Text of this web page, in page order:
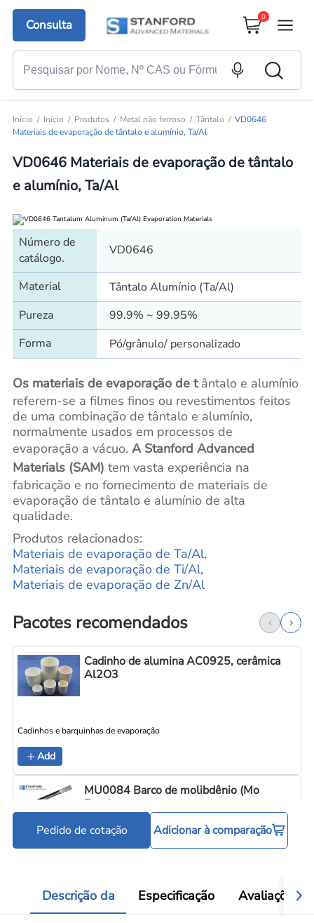
Consulta
0
Início Início Produtos Metal não ferroso Tântalo
VD0646
Materiais de evaporação de tântalo e alumínio, Ta/Al
VD0646 Materiais de evaporação de tântalo
e alumínio, Ta/Al
Número de
catálogo.
VD0646
Material
Tântalo Alumínio (Ta/Al)
Pureza
99.9% ~ 99.95%
Forma
Pó/grânulo/ personalizado
Os materiais de evaporação de tântalo e alumínio
referem-se a filmes finos ou revestimentos feitos
de uma combinação de tântalo e alumínio,
normalmente usados em processos de
evaporação a vácuo. A Stanford Advanced
Materials (SAM) tem vasta experiência na
fabricação e no fornecimento de materiais de
evaporação de tântalo e alumínio de alta
qualidade.
Produtos relacionados:
Materiais de evaporação de Ta/Al,
Materiais de evaporação de Ti/Al,
Materiais de evaporação de Zn/Al
Pacotes recomendados
Cadinho de alumina AC0925, cerâmica
Al2O3
Cadinhos e barquinhas de evaporação
Add
MU0084 Barco de molibdênio (Mo
Boat)
Pedido de cotação Adicionar à comparação
Descrição da Especificação Avaliações